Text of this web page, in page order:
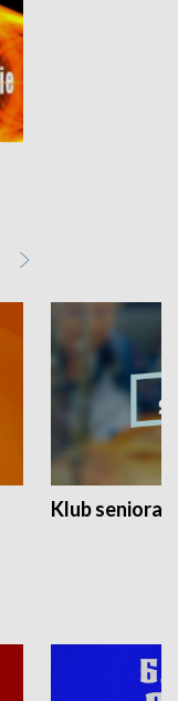
Klub seniora